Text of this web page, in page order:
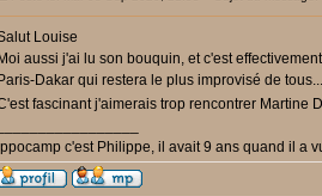
Louise
Moi aussi j'ai lu son bouquin, et c'est
Paris-Dakar qui restera le plus improvisé de tous...
fascinant j'aimerais trop rencontrer Martine
c'est Philippe, il avait 9 ans quand il a